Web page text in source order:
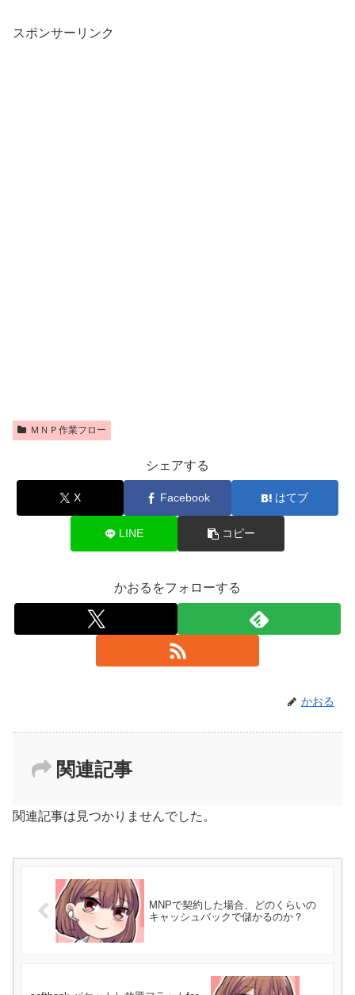
スポンサーリンク
ＭＮＰ作業フロー
シェアする
X Facebook はてブ
LINE コピー
かおるをフォローする
かおる
関連記事
関連記事は見つかりませんでした。
MNPで契約した場合、どのくらいの
キャッシュバックで儲かるのか？